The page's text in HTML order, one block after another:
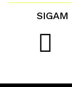
SIGAM